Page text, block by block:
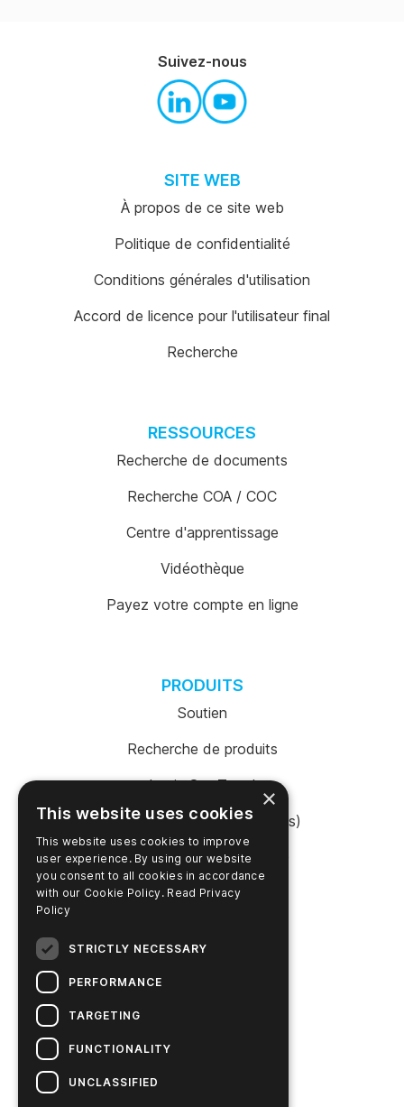
SITE WEB
À propos de ce site web
Politique de confidentialité
Conditions générales d'utilisation
Accord de licence pour l'utilisateur final
Recherche
RESSOURCES
Recherche de documents
Recherche COA / COC
Centre d'apprentissage
Vidéothèque
Payez votre compte en ligne
PRODUITS
Soutien
Recherche de produits
Login SureTrend
Boutique en ligne (États-Unis)
Acheter en ligne (Australie)
Suivez-nous
×
This website uses cookies
This website uses cookies to improve
user experience. By using our website
you consent to all cookies in accordance
with our Cookie Policy. Read Privacy
Policy
STRICTLY NECESSARY
PERFORMANCE
TARGETING
FUNCTIONALITY
UNCLASSIFIED